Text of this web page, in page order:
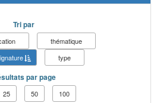
Tri par
thématique
type
par page
25 50 100